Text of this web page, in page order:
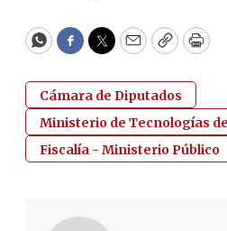
WhatsApp
Facebook
Twitter
EmailCopyPrint
Cámara de Diputados
Ministerio de Tecnologías
Fiscalía - Ministerio Público